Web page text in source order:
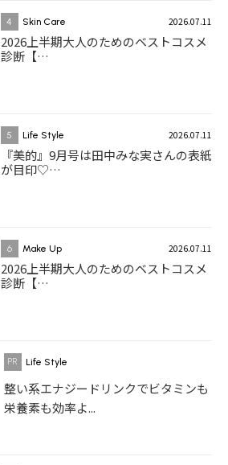
4 Skin Care 2026.07.11
2026上半期大人のためのベストコスメ
診断【…
5 Life Style 2026.07.11
『美的』9月号は田中みな実さんの表紙
が目印♡…
6 Make Up 2026.07.11
2026上半期大人のためのベストコスメ
診断【…
Life Style
整い系エナジードリンクでビタミンも
栄養素も効率よ...